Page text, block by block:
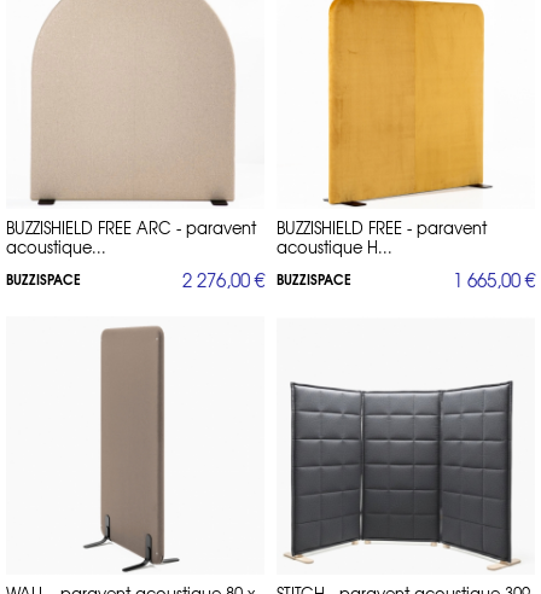
BUZZISHIELD FREE ARC - paravent
acoustique...
BUZZISPACE 2 276,00 €
BUZZISHIELD FREE - paravent
acoustique H...
BUZZISPACE 1 665,00 €